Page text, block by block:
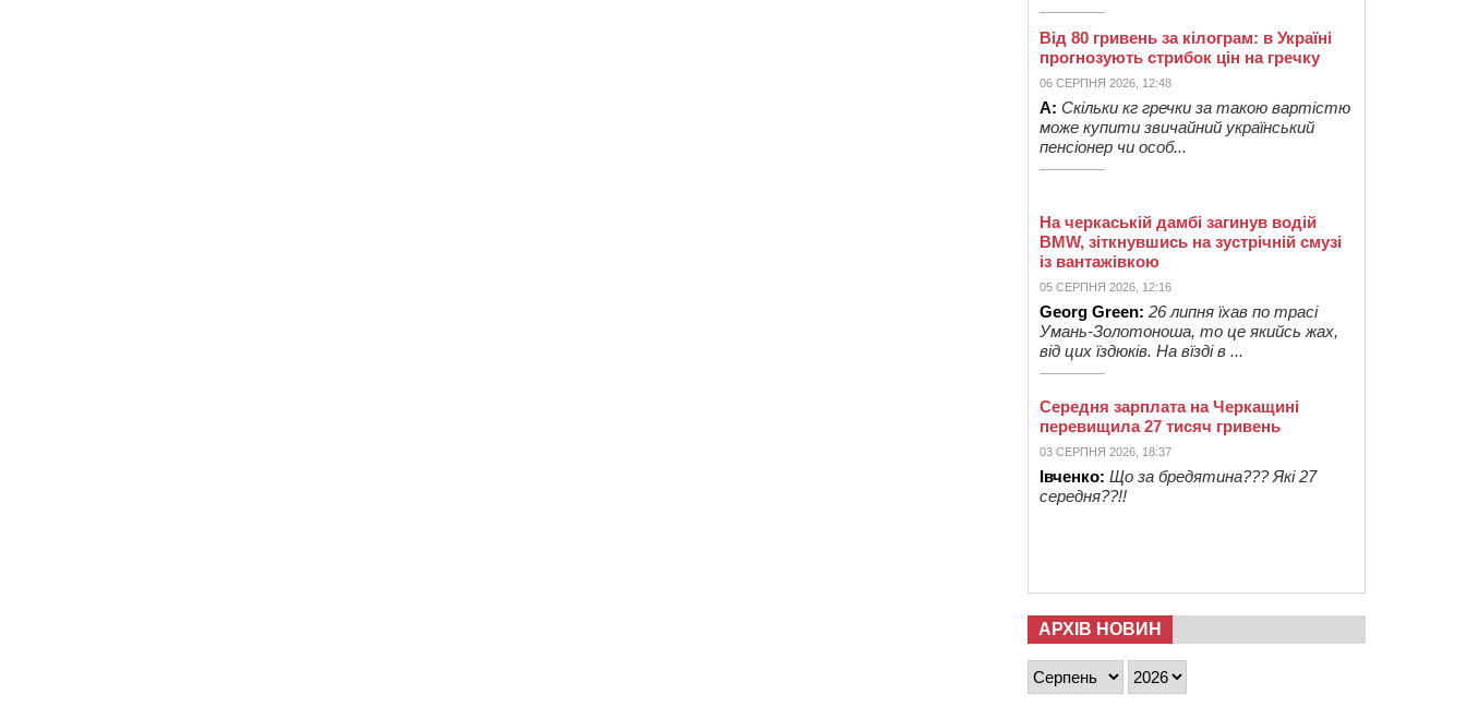
Від 80 гривень за кілограм: в Україні
прогнозують стрибок цін на гречку
06 СЕРПНЯ 2026, 12:48
А: Скільки кг гречки за такою вартістю
може купити звичайний український
пенсіонер чи особ...
На черкаській дамбі загинув водій
BMW, зіткнувшись на зустрічній смузі
із вантажівкою
05 СЕРПНЯ 2026, 12:16
Georg Green: 26 липня їхав по трасі
Умань-Золотоноша, то це якийсь жах,
від цих їздюків. На вїзді в ...
Середня зарплата на Черкащині
перевищила 27 тисяч гривень
03 СЕРПНЯ 2026, 18:37
Івченко: Що за бредятина??? Які 27
середня??!!
АРХІВ НОВИН